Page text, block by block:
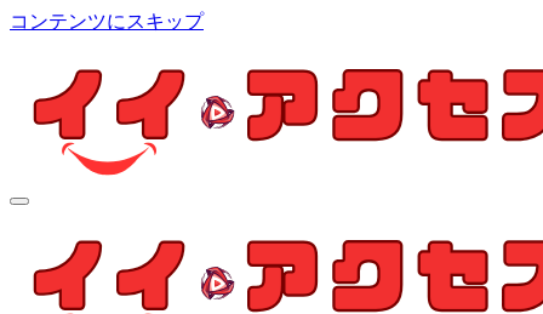
コンテンツにスキップ